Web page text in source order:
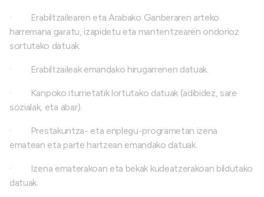
·
Erabiltzailearen eta Arabako Ganberaren arteko
harremana garatu, izapidetu eta mantentzearen ondorioz
sortutako datuak.
· Erabiltzaileak emandako hirugarrenen datuak.
·
Kanpoko iturrietatik lortutako datuak (adibidez, sare
sozialak, eta abar).
·
Prestakuntza- eta enplegu-programetan izena
ematean eta parte hartzean emandako datuak.
·
Izena ematerakoan eta bekak kudeatzerakoan bildutako
datuak.